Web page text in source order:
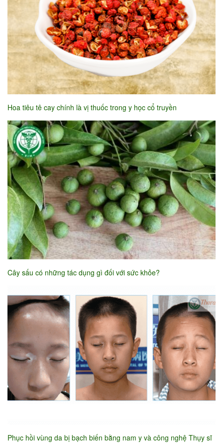
Hoa tiêu tê cay chính là vị thuốc trong y học cổ truyền
Cây sấu có những tác dụng gì đối với sức khỏe?
Phục hồi vùng da bị bạch biến bằng nam y và công nghệ Thụy sĩ